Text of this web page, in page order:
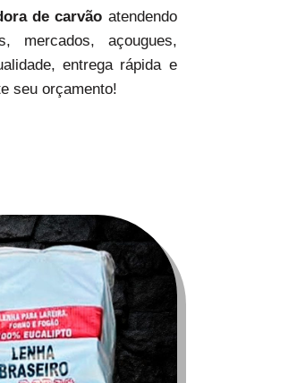
de carvão atendendo
mercados, açougues,
entrega rápida e
seu orçamento!